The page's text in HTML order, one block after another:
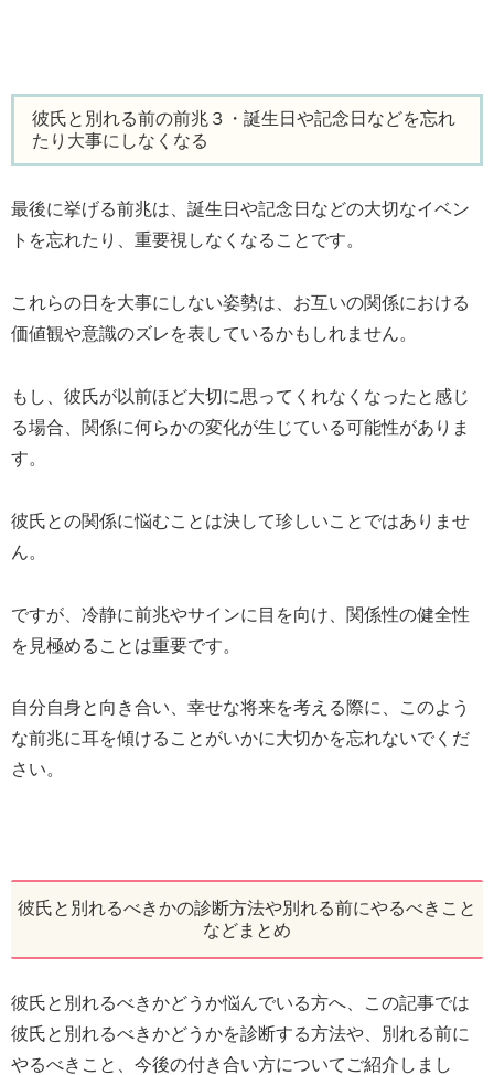
彼氏と別れる前の前兆３・誕生日や記念日などを忘れ
たり大事にしなくなる
最後に挙げる前兆は、誕生日や記念日などの大切なイベン
トを忘れたり、重要視しなくなることです。
これらの日を大事にしない姿勢は、お互いの関係における
価値観や意識のズレを表しているかもしれません。
もし、彼氏が以前ほど大切に思ってくれなくなったと感じ
る場合、関係に何らかの変化が生じている可能性がありま
す。
彼氏との関係に悩むことは決して珍しいことではありませ
ん。
ですが、冷静に前兆やサインに目を向け、関係性の健全性
を見極めることは重要です。
自分自身と向き合い、幸せな将来を考える際に、このよう
な前兆に耳を傾けることがいかに大切かを忘れないでくだ
さい。
彼氏と別れるべきかの診断方法や別れる前にやるべきこと
などまとめ
彼氏と別れるべきかどうか悩んでいる方へ、この記事では
彼氏と別れるべきかどうかを診断する方法や、別れる前に
やるべきこと、今後の付き合い方についてご紹介しまし